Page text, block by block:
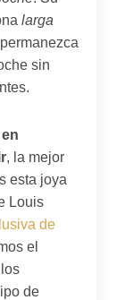
larga
sin
, la mejor
esta joya
Louis
de
el
de